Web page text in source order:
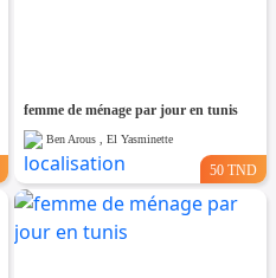
femme de ménage par jour en tunis
Ben Arous , El Yasminette
50 TND